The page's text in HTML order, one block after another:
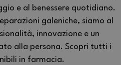
e al benessere quotidiano.
galeniche, siamo al
innovazione e un
alla persona. Scopri tutti i
in farmacia.